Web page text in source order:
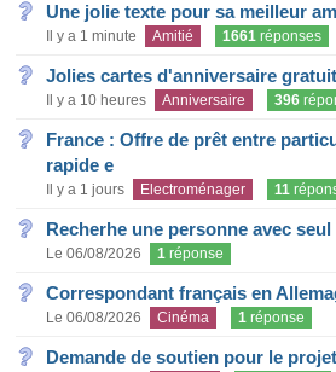
Une jolie texte pour sa meilleur
Il y a 1 minute Amitié 1661 réponses
Jolies cartes d'anniversaire
Il y a 10 heures Anniversaire 396
France : Offre de prêt entre
rapide e
Il y a 1 jours Electroménager 11
Recherhe une personne avec
Le 06/08/2026 1 réponse
Correspondant français en
Le 06/08/2026 Cinéma 1 réponse
Demande de soutien pour le